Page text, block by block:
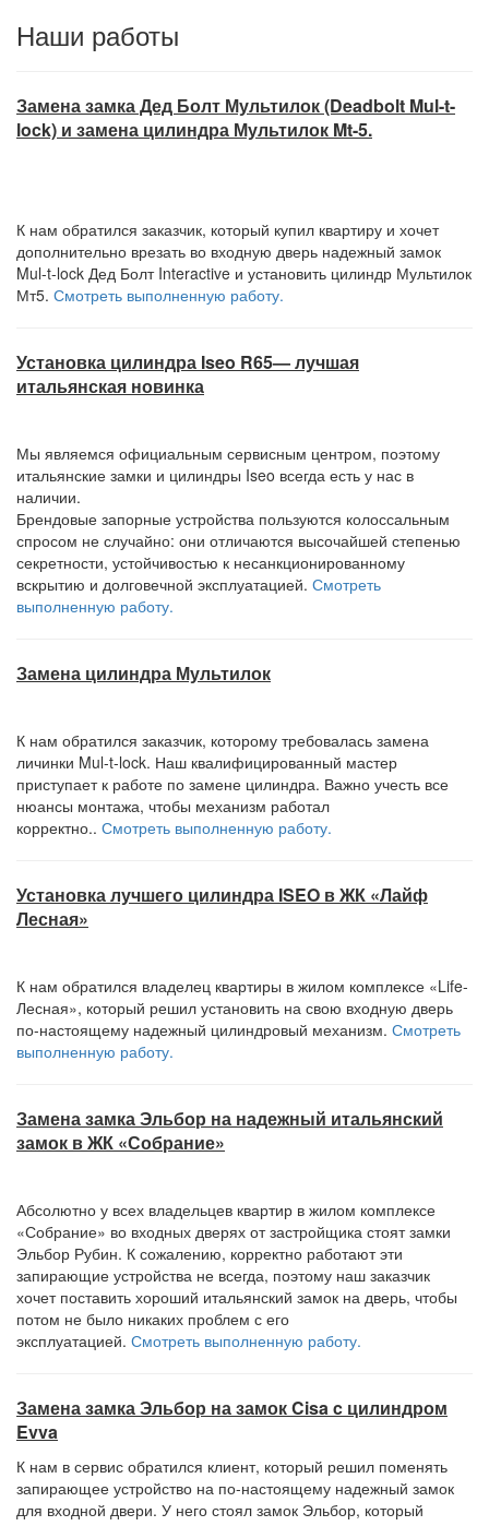
Наши работы
Замена замка Дед Болт Мультилок (Deadbolt Mul-t-
lock) и замена цилиндра Мультилок Mt-5.
К нам обратился заказчик, который купил квартиру и хочет
дополнительно врезать во входную дверь надежный замок
Mul-t-lock Дед Болт Interactive и установить цилиндр Мультилок
Мт5. Смотреть выполненную работу.
Установка цилиндра Iseo R65— лучшая
итальянская новинка
Мы являемся официальным сервисным центром, поэтому
итальянские замки и цилиндры Iseo всегда есть у нас в
наличии.
Брендовые запорные устройства пользуются колоссальным
спросом не случайно: они отличаются высочайшей степенью
секретности, устойчивостью к несанкционированному
вскрытию и долговечной эксплуатацией. Смотреть
выполненную работу.
Замена цилиндра Мультилок
К нам обратился заказчик, которому требовалась замена
личинки Mul-t-lock. Наш квалифицированный мастер
приступает к работе по замене цилиндра. Важно учесть все
нюансы монтажа, чтобы механизм работал
корректно.. Смотреть выполненную работу.
Установка лучшего цилиндра ISEO в ЖК «Лайф
Лесная»
К нам обратился владелец квартиры в жилом комплексе «Life-
Лесная», который решил установить на свою входную дверь
по-настоящему надежный цилиндровый механизм. Смотреть
выполненную работу.
Замена замка Эльбор на надежный итальянский
замок в ЖК «Собрание»
Абсолютно у всех владельцев квартир в жилом комплексе
«Собрание» во входных дверях от застройщика стоят замки
Эльбор Рубин. К сожалению, корректно работают эти
запирающие устройства не всегда, поэтому наш заказчик
хочет поставить хороший итальянский замок на дверь, чтобы
потом не было никаких проблем с его
эксплуатацией. Смотреть выполненную работу.
Замена замка Эльбор на замок Cisa c цилиндром
Evva
К нам в сервис обратился клиент, который решил поменять
запирающее устройство на по-настоящему надежный замок
для входной двери. У него стоял замок Эльбор, который